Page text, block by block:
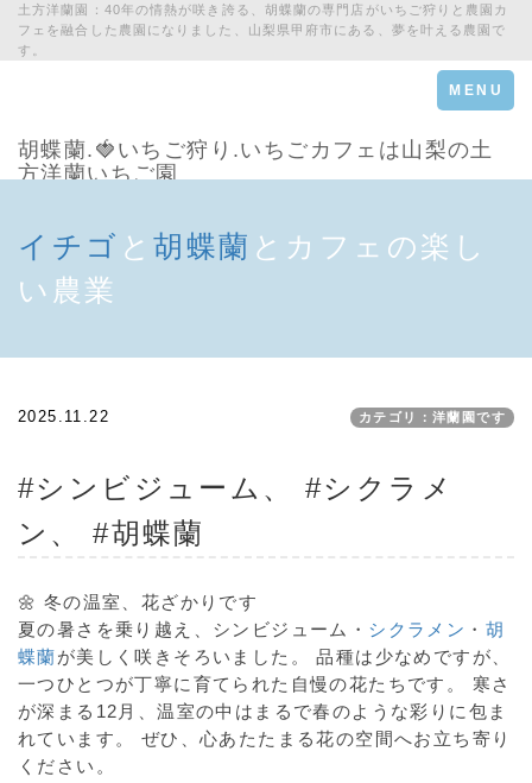
土方洋蘭園：40年の情熱が咲き誇る、胡蝶蘭の専門店がいちご狩りと農園カ
フェを融合した農園になりました、山梨県甲府市にある、夢を叶える農園で
す。
Toggle
navigation
MENU
胡蝶蘭.🍓いちご狩り.いちごカフェは山梨の土
方洋蘭いちご園
イチゴ と 胡蝶蘭 とカフェの楽し
い農業
2025.11.22 カテゴリ：洋蘭園です
#シンビジューム、 #シクラメ
ン、 #胡蝶蘭
🌼 冬の温室、花ざかりです
夏の暑さを乗り越え、シンビジューム・ シクラメン ・ 胡
蝶蘭が美しく咲きそろいました。 品種は少なめですが、
一つひとつが丁寧に育てられた自慢の花たちです。 寒さ
が深まる12月、温室の中はまるで春のような彩りに包ま
れています。 ぜひ、心あたたまる花の空間へお立ち寄り
ください。